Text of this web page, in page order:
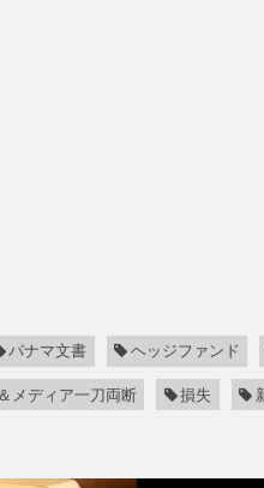
パナマ文書 ヘッジファンド
メディア一刀両断 損失